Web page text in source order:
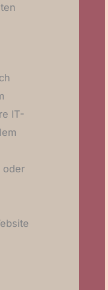
IT-
oder